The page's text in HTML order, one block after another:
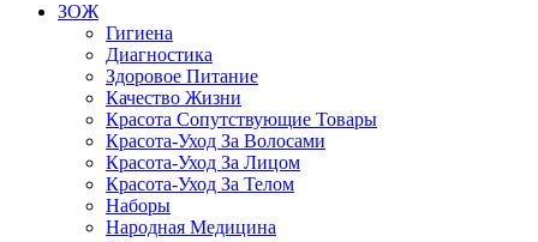
ЗОЖ
Гигиена
Диагностика
Здоровое Питание
Качество Жизни
Красота Сопутствующие Товары
Красота-Уход За Волосами
Красота-Уход За Лицом
Красота-Уход За Телом
Наборы
Народная Медицина